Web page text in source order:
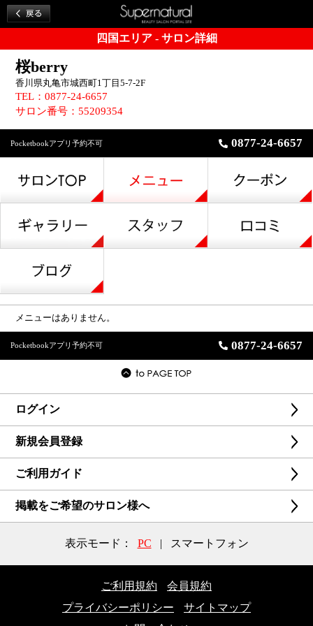
四国エリア - サロン詳細
桜berry
香川県丸亀市城西町1丁目5-7-2F
TEL：0877-24-6657
サロン番号：55209354
Pocketbookアプリ予約不可 0877-24-6657
メニューはありません。
Pocketbookアプリ予約不可 0877-24-6657
ログイン
新規会員登録
ご利用ガイド
掲載をご希望のサロン様へ
表示モード： PC | スマートフォン
ご利用規約
会員規約
プライバシーポリシー
サイトマップ